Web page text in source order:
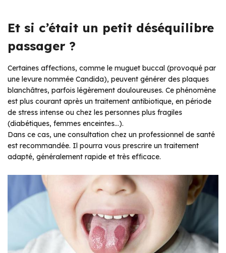
Et si c’était un petit déséquilibre
passager ?
Certaines affections, comme le muguet buccal (provoqué par
une levure nommée Candida), peuvent générer des plaques
blanchâtres, parfois légèrement douloureuses. Ce phénomène
est plus courant après un traitement antibiotique, en période
de stress intense ou chez les personnes plus fragiles
(diabétiques, femmes enceintes…).
Dans ce cas, une consultation chez un professionnel de santé
est recommandée. Il pourra vous prescrire un traitement
adapté, généralement rapide et très efficace.